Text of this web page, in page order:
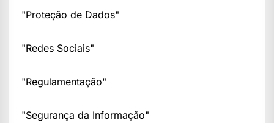
"Proteção de Dados"
"Redes Sociais"
"Regulamentação"
"Segurança da Informação"